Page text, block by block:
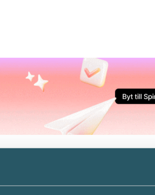
form av hyresfastigheter. I
och markvärdet.
i avskrivningsunderlaget.